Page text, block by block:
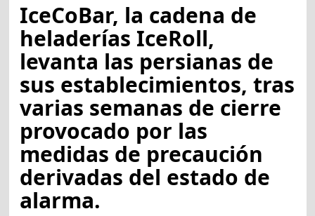
IceCoBar, la cadena de
heladerías IceRoll,
levanta las persianas de
sus establecimientos, tras
varias semanas de cierre
provocado por las
medidas de precaución
derivadas del estado de
alarma.